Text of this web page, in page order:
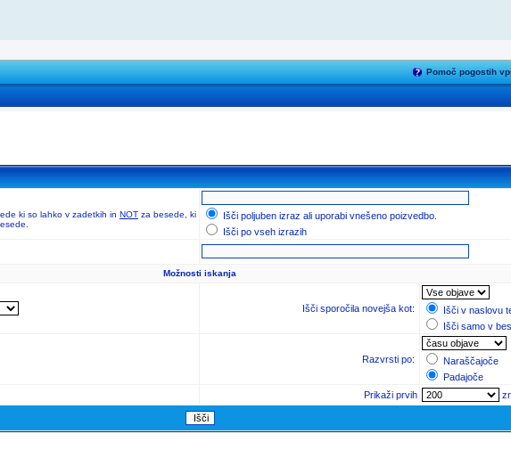
Pomoč pogostih
ki so lahko v zadetkih in NOT za besede, ki
Išči poljuben izraz ali uporabi vnešeno poizvedbo.
Išči po vseh izrazih
Možnosti iskanja
Išči sporočila novejša kot:
Išči v naslovu
Išči samo v
Razvrsti po:
Naraščajoče
Padajoče
Prikaži prvih